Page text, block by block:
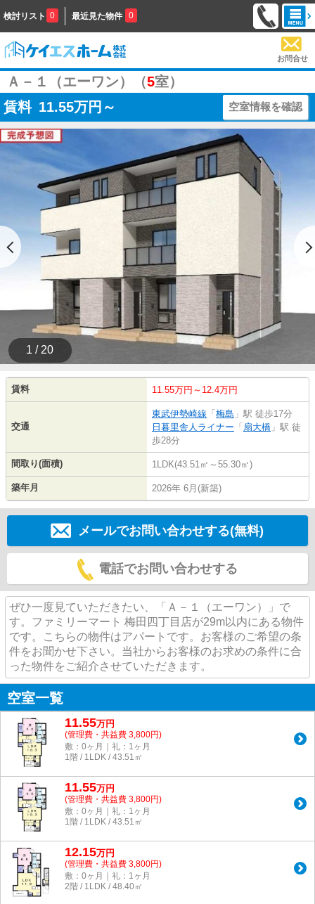
検討リスト 0 最近見た物件 0
お問合せ
Ａ－１（エーワン）（5室）
賃料 11.55万円～ 空室情報を確認
1 / 20
賃料 11.55万円～12.4万円
交通
東武伊勢崎線 「 梅島 」駅 徒歩17分
日暮里舎人ライナー 「 扇大橋 」駅 徒
歩28分
間取り(面積) 1LDK(43.51㎡～55.30㎡)
築年月 2026年 6月(新築)
メールでお問い合わせする(無料)
電話でお問い合わせする
ぜひ一度見ていただきたい、「Ａ－１（エーワン）」で
す。ファミリーマート 梅田四丁目店が29m以内にある物件
です。こちらの物件はアパートです。お客様のご希望の条
件をお聞かせ下さい。当社からお客様のお求めの条件に合
った物件をご紹介させていただきます。
空室一覧
11.55万円
(管理費・共益費 3,800円)
敷：0ヶ月｜礼：1ヶ月
1階 / 1LDK / 43.51㎡
11.55万円
(管理費・共益費 3,800円)
敷：0ヶ月｜礼：1ヶ月
1階 / 1LDK / 43.51㎡
12.15万円
(管理費・共益費 3,800円)
敷：0ヶ月｜礼：1ヶ月
2階 / 1LDK / 48.40㎡